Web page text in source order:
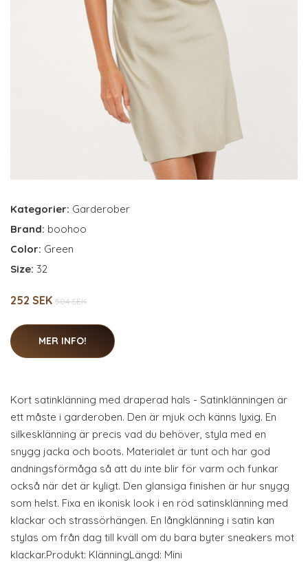
Kategorier: Garderober
Brand: boohoo
Color: Green
Size: 32
252 SEK 504 SEK
MER INFO!
Kort satinklänning med draperad hals - Satinklänningen är
ett måste i garderoben. Den är mjuk och känns lyxig. En
silkesklänning är precis vad du behöver, styla med en
snygg jacka och boots. Materialet är tunt och har god
andningsförmåga så att du inte blir för varm och funkar
också när det är kyligt. Den glansiga finishen är hur snygg
som helst. Fixa en ikonisk look i en röd satinsklänning med
klackar och strassörhängen. En långklänning i satin kan
stylas om från dag till kväll om du bara byter sneakers mot
klackar.Produkt: KlänningLängd: Mini